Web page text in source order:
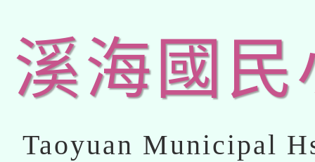
溪海國民
Taoyuan Municipal